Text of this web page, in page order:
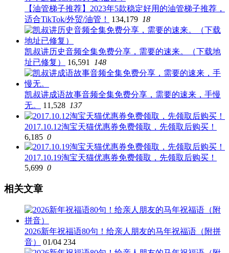
【油管梯子推荐】2023年5款稳定好用的油管梯子推荐，
适合TikTok/外贸/油管！
134,179 18
凯叔讲历史音频全集免费分享，需要的速来。（下载地
址已修复）
16,591 148
凯叔讲成语故事音频全集免费分享，需要的速来，手慢
无。
11,528 137
2017.10.12淘宝天猫优惠券免费领取，先领取后购买！
6,185 0
2017.10.19淘宝天猫优惠券免费领取，先领取后购买！
5,699 0
相关文章
2026新年祝福语80句！给亲人朋友的马年祝福语（附拼
音）
01/04 234